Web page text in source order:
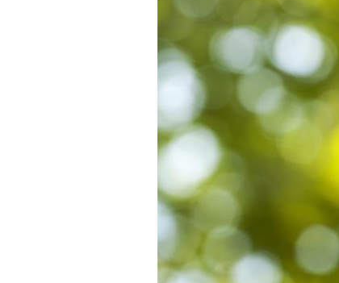
Hantavirus : un cas
détecté chez un touriste
en France
Mortalité infantile : un
rapport s’interroge sur
son taux élevé en France
Grossesse à risque : ce jus
naturel attire l'attention
des chercheurs